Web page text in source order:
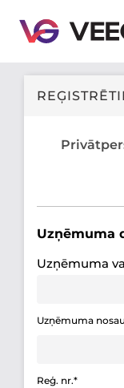
Uzņēmuma
Uzņēmuma
Uzņēmuma
Reģ. nr.*